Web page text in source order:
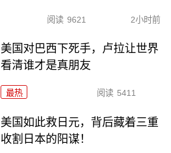
阅读 9621 2小时前
美国对巴西下死手，卢拉让世界
看清谁才是真朋友
最热 阅读 5411
美国如此救日元，背后藏着三重
收割日本的阳谋！